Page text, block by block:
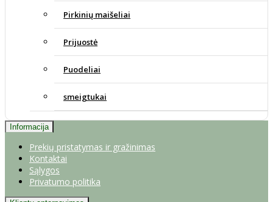
Pirkinių maišeliai
Prijuostė
Puodeliai
smeigtukai
Informacija
Prekių pristatymas ir gražinimas
Kontaktai
Sąlygos
Privatumo politika